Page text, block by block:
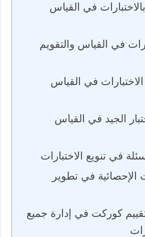
في القياس
في القياس والتقويم
في القياس
الجيد في القياس
في تنويع الاختبارات
الإحصائية في تطوير
كوركت في إدارة جميع